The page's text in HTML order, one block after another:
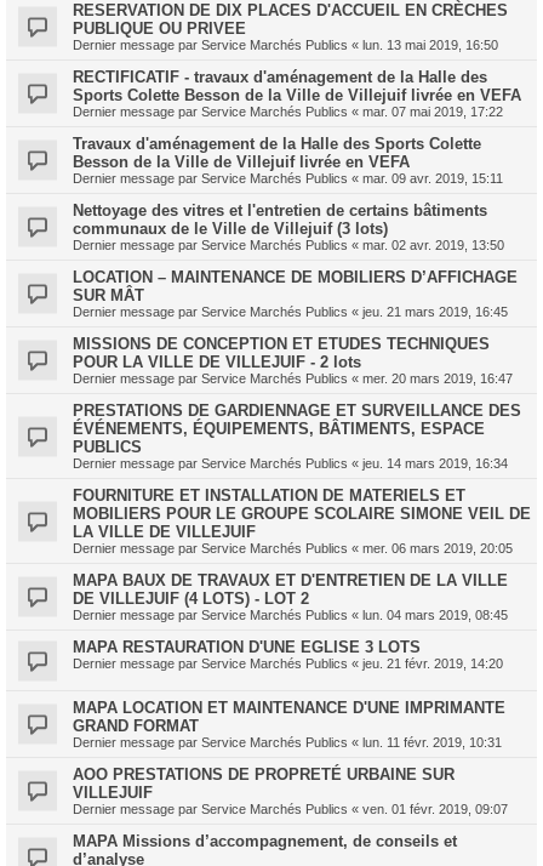
RESERVATION DE DIX PLACES D'ACCUEIL EN CRÈCHES
PUBLIQUE OU PRIVEE
Dernier message par Service Marchés Publics « lun. 13 mai 2019, 16:50
RECTIFICATIF - travaux d'aménagement de la Halle des
Sports Colette Besson de la Ville de Villejuif livrée en VEFA
Dernier message par Service Marchés Publics « mar. 07 mai 2019, 17:22
Travaux d'aménagement de la Halle des Sports Colette
Besson de la Ville de Villejuif livrée en VEFA
Dernier message par Service Marchés Publics « mar. 09 avr. 2019, 15:11
Nettoyage des vitres et l'entretien de certains bâtiments
communaux de le Ville de Villejuif (3 lots)
Dernier message par Service Marchés Publics « mar. 02 avr. 2019, 13:50
LOCATION – MAINTENANCE DE MOBILIERS D’AFFICHAGE
SUR MÂT
Dernier message par Service Marchés Publics « jeu. 21 mars 2019, 16:45
MISSIONS DE CONCEPTION ET ETUDES TECHNIQUES
POUR LA VILLE DE VILLEJUIF - 2 lots
Dernier message par Service Marchés Publics « mer. 20 mars 2019, 16:47
PRESTATIONS DE GARDIENNAGE ET SURVEILLANCE DES
ÉVÉNEMENTS, ÉQUIPEMENTS, BÂTIMENTS, ESPACE
PUBLICS
Dernier message par Service Marchés Publics « jeu. 14 mars 2019, 16:34
FOURNITURE ET INSTALLATION DE MATERIELS ET
MOBILIERS POUR LE GROUPE SCOLAIRE SIMONE VEIL DE
LA VILLE DE VILLEJUIF
Dernier message par Service Marchés Publics « mer. 06 mars 2019, 20:05
MAPA BAUX DE TRAVAUX ET D'ENTRETIEN DE LA VILLE
DE VILLEJUIF (4 LOTS) - LOT 2
Dernier message par Service Marchés Publics « lun. 04 mars 2019, 08:45
MAPA RESTAURATION D'UNE EGLISE 3 LOTS
Dernier message par Service Marchés Publics « jeu. 21 févr. 2019, 14:20
MAPA LOCATION ET MAINTENANCE D'UNE IMPRIMANTE
GRAND FORMAT
Dernier message par Service Marchés Publics « lun. 11 févr. 2019, 10:31
AOO PRESTATIONS DE PROPRETÉ URBAINE SUR
VILLEJUIF
Dernier message par Service Marchés Publics « ven. 01 févr. 2019, 09:07
MAPA Missions d’accompagnement, de conseils et
d’analyse